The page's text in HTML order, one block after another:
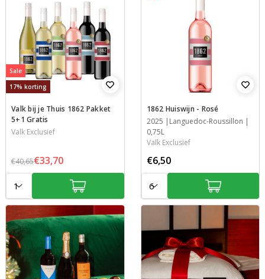
Sale
17% korting
Valk bij je Thuis 1862 Pakket
5+1 Gratis
Valk Exclusief
€40,65€33,70
1862 Huiswijn - Rosé
Jaar
2025
StreekLanguedoc-Roussillon
Inhoud
0,75L
Valk Exclusief
€6,50